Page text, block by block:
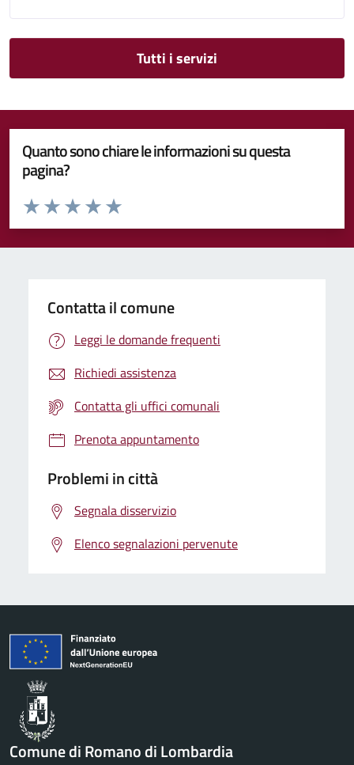
Tutti i servizi
Quanto sono chiare le informazioni su questa
pagina?
Valuta da 1 a 5 stelle la pagina
Valuta 5 stelle su 5
Valuta 4 stelle su 5
Valuta 3 stelle su 5
Valuta 2 stelle su 5
Valuta 1 stelle su 5
Contatta il comune
Leggi le domande frequenti
Richiedi assistenza
Contatta gli uffici comunali
Prenota appuntamento
Problemi in città
Segnala disservizio
Elenco segnalazioni pervenute
Comune di Romano di Lombardia